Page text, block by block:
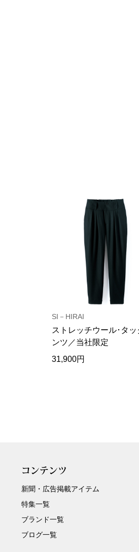
SI－HIRAI
ストレッチウール･タッ
ンツ／当社限定
31,900円
コンテンツ
新聞・広告掲載アイテム
特集一覧
ブランド一覧
ブログ一覧